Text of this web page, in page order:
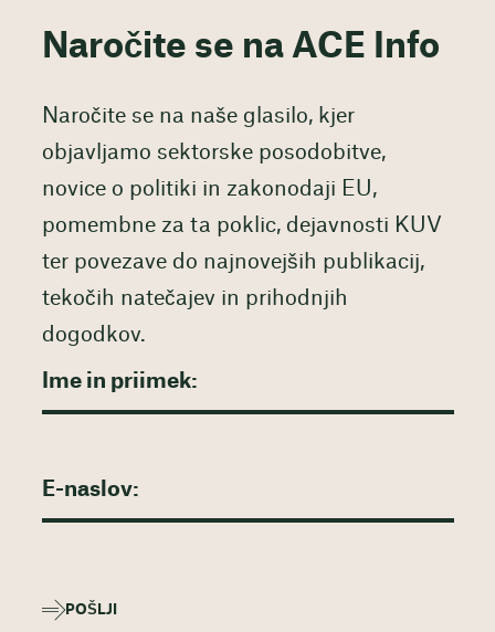
Naročite se na ACE Info
Naročite se na naše glasilo, kjer
objavljamo sektorske posodobitve,
novice o politiki in zakonodaji EU,
pomembne za ta poklic, dejavnosti KUV
ter povezave do najnovejših publikacij,
tekočih natečajev in prihodnjih
dogodkov.
POŠLJI